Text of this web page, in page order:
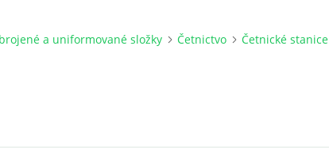
a uniformované složky Četnictvo Četnické stanice